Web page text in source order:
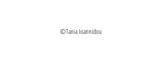
©Tania Ioannidou